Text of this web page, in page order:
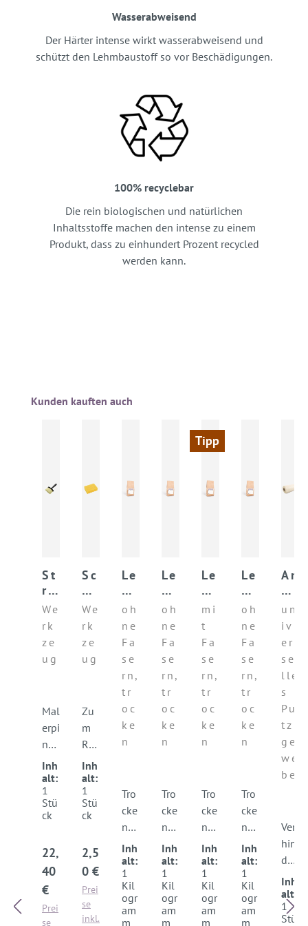
Wasserabweisend
Der Härter intense wirkt wasserabweisend und
schützt den Lehmbaustoff so vor Beschädigungen.
100% recyclebar
Die rein biologischen und natürlichen
Inhaltsstoffe machen den intense zu einem
Produkt, dass zu einhundert Prozent recycled
werden kann.
Produktgalerie überspringen
Kunden kauften auch
St
re
ic
hb
st
e
We
rk
ze
ug
Mal
erpi
nse
l
mit
flex
ible
kan
isie
rte
n
Inh
alt:
1
Stü
ck
Regulärer Preis:
22,
40
€
Prei
se
Sc
h
w
a
m
We
rk
ze
ug
Zu
m
Rei
nig
en
sä
mtl
Ob
erfl
äch
en
Inh
alt:
1
Stü
ck
Regulärer Preis:
2,5
0 €
Prei
se
inkl.
Le
h
mf
ei
np
ut
z
B
AS
E
oh
ne
Fa
se
rn,
tr
oc
ke
n
Tro
cke
ner
Leh
mp
utz
mit
fein
Inh
alt:
1
Kil
ogr
am
m
Le
h
mf
ei
np
ut
z
B
AS
E
oh
ne
Fa
se
rn,
tr
oc
ke
n
Tro
cke
ner
Leh
mp
utz
mit
fein
Inh
alt:
1
Kil
ogr
am
m
Tipp
Le
h
m
un
te
rp
ut
z
B
AS
E
mi
t
Fa
se
rn,
tr
oc
ke
n
Tro
cke
ner
Leh
mu
nte
rpu
tz
Inh
alt:
1
Kil
ogr
am
m
Le
h
m
ob
er
pu
tz
B
AS
E
oh
ne
Fa
se
rn,
tr
oc
ke
n
Tro
cke
ner
Leh
mo
ber
put
z
Inh
alt:
1
Kil
ogr
am
m
Ar
mi
er
un
ge
w
eb
e
Un
iv
er
sa
l
un
iv
er
se
lle
s
Pu
tz
ge
we
be
Ver
hin
der
t
Ris
sbil
Inh
alt:
1
Stü